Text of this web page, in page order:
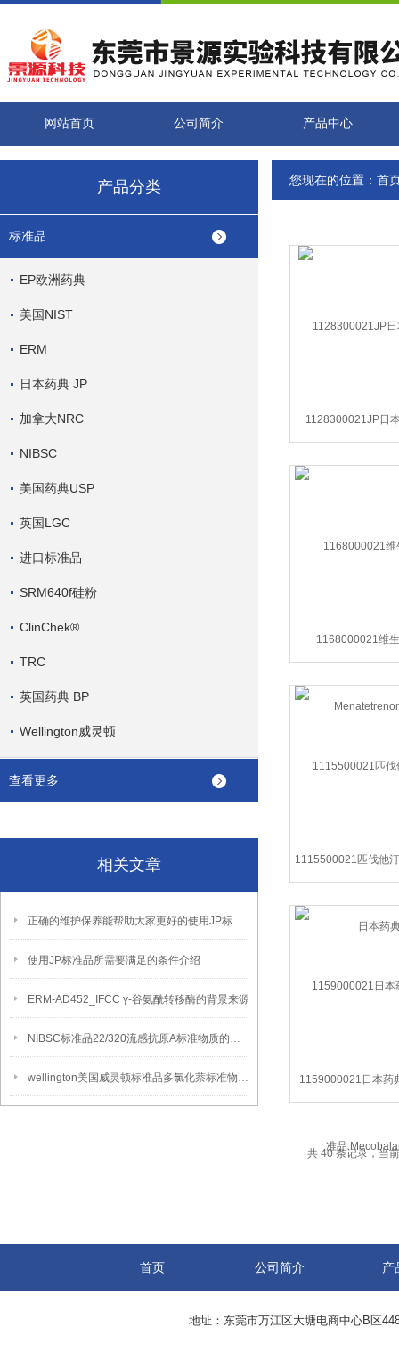
网站首页 公司简介 产品中心
产品分类
标准品
EP欧洲药典
美国NIST
ERM
日本药典 JP
加拿大NRC
NIBSC
美国药典USP
英国LGC
进口标准品
SRM640f硅粉
ClinChek®
TRC
英国药典 BP
Wellington威灵顿
查看更多
相关文章
正确的维护保养能帮助大家更好的使用JP标准品
使用JP标准品所需要满足的条件介绍
ERM-AD452_IFCC γ-谷氨酰转移酶的背景来源
NIBSC标准品22/320流感抗原A标准物质的使用方法
wellington美国威灵顿标准品多氯化萘标准物质的规格
您现在的位置： 首
1128300021JP日
1168000021维
1115500021匹伐他
药典
1159000021日本药
品
共 40 条记录，当
首页 公司简介 产
地址：东莞市万江区大塘电商中心B区